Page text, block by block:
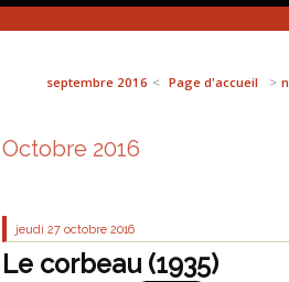
septembre 2016 Page d'accueil
Octobre 2016
jeudi 27 octobre 2016
Le corbeau (1935)